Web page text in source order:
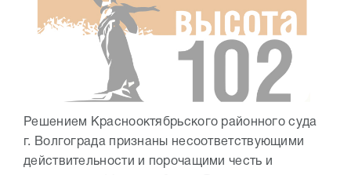
Решением Краснооктябрьского районного суда
г. Волгограда признаны несоответствующими
действительности и порочащими честь и